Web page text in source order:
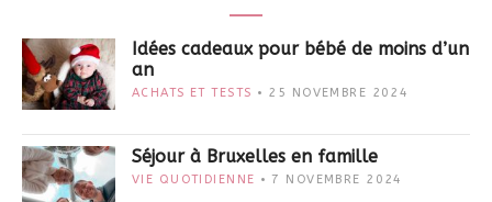
Idées cadeaux pour bébé de moins d’un
an
ACHATS ET TESTS 25 NOVEMBRE 2024
Séjour à Bruxelles en famille
VIE QUOTIDIENNE 7 NOVEMBRE 2024